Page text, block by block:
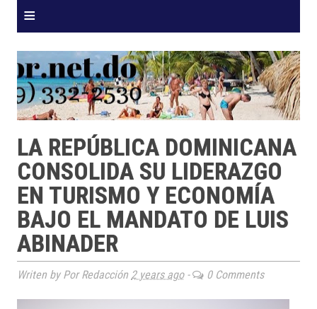
≡
LA REPÚBLICA DOMINICANA
CONSOLIDA SU LIDERAZGO
EN TURISMO Y ECONOMÍA
BAJO EL MANDATO DE LUIS
ABINADER
Writen by Por Redacción 2 years ago- 0 Comments